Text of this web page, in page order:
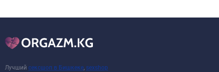
Лучший сексшоп в Бишкеке, sexshop